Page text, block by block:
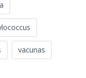
vacunas